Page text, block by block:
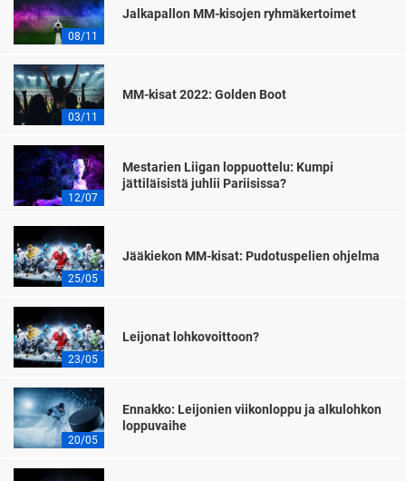
08/11
Jalkapallon MM-kisojen ryhmäkertoimet
03/11
MM-kisat 2022: Golden Boot
12/07
Mestarien Liigan loppuottelu: Kumpi
jättiläisistä juhlii Pariisissa?
25/05
Jääkiekon MM-kisat: Pudotuspelien ohjelma
23/05
Leijonat lohkovoittoon?
20/05
Ennakko: Leijonien viikonloppu ja alkulohkon
loppuvaihe